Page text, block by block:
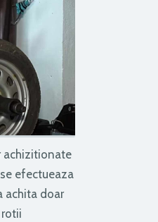
achizitionate
efectueaza
achita doar